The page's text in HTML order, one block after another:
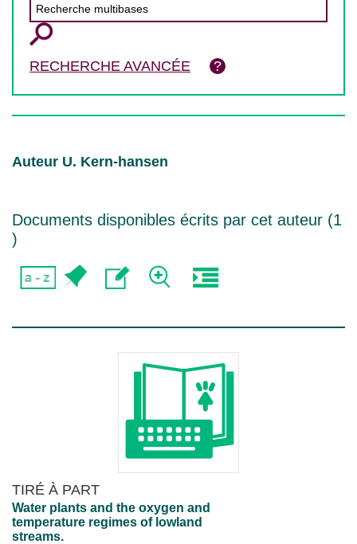
RECHERCHE AVANCÉE
Auteur U. Kern-hansen
Documents disponibles écrits par cet auteur (1
)
TIRÉ À PART
Water plants and the oxygen and
temperature regimes of lowland
streams.